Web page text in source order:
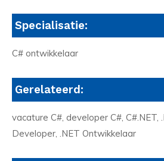
Specialisatie:
C# ontwikkelaar
Gerelateerd:
vacature C#, developer C#, C#.NET,
Developer, .NET Ontwikkelaar